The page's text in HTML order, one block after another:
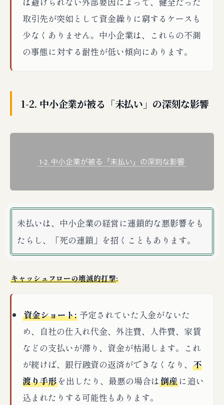
取引先が突如として資金繰りに窮するケースも
少なくありません。中小企業は、これらの不測
の事態に対する耐性が低い傾向にあります。
1-2. 中小企業が被る「未払い」の深刻な影響
未払いは、中小企業の経営に連鎖的な悪影響をも
たらし、「死の連鎖」を招くこともあります。
キャッシュフローの壊滅的打撃:
資金ショート: 予定されていた入金がないた
め、自社の仕入れ代金、外注費、人件費、家賃
などの支払いが滞り、資金が枯渇します。これ
が続けば、銀行融資の返済ができなくなり、不
渡り手形を出したり、最悪の場合は倒産に追い
込まれたりする可能性もあります。